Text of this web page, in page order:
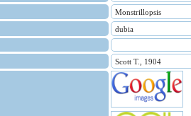
Monstrillopsis
dubia
Scott T., 1904